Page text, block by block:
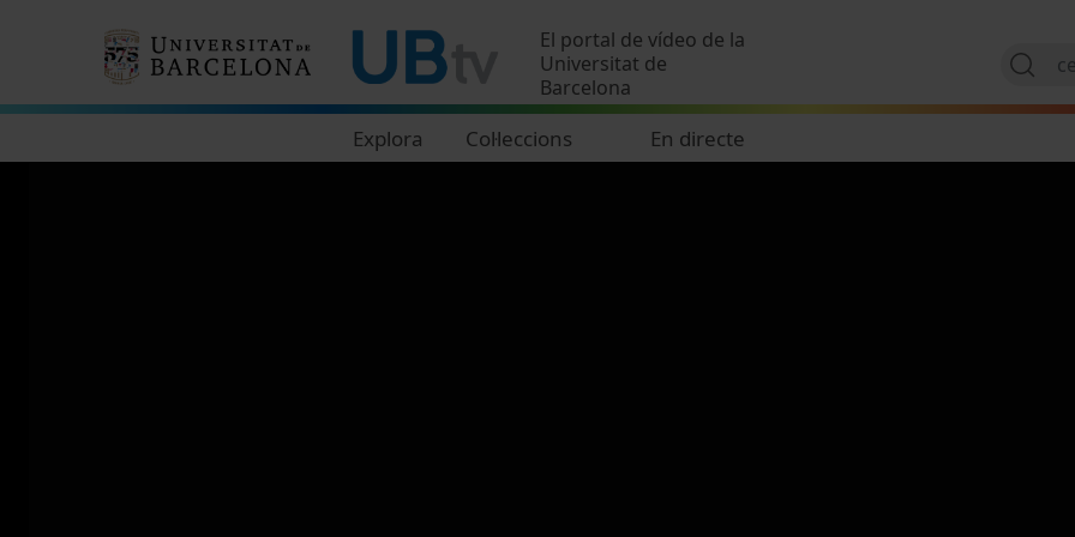
El portal de vídeo de la
Universitat de
Barcelona
Explora Col·leccions En directe